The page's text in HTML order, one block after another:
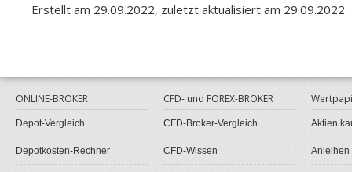
Erstellt am 29.09.2022, zuletzt aktualisiert am 29.09.2022
ONLINE-BROKER
Depot-Vergleich
Depotkosten-Rechner
CFD- und FOREX-BROKER
CFD-Broker-Vergleich
CFD-Wissen
Aktien
Anleihen